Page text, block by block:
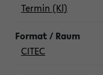
Termin (Kl)
CITEC